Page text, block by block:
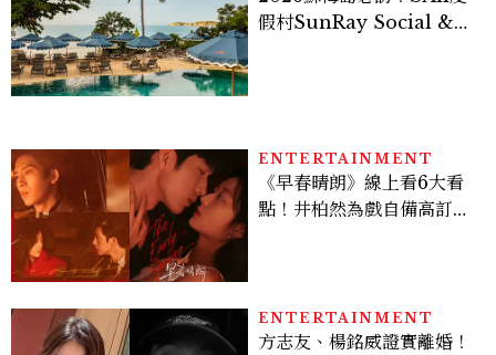
假村SunRay Social &
ENTERTAINMENT
《早春晴朗》線上看6大看
點！井柏然為戲自備高訂，
ENTERTAINMENT
方志友、楊銘威證實離婚！